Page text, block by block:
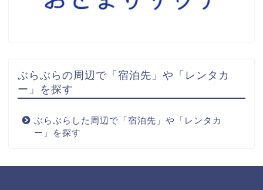
ぶらぶらの周辺で「宿泊先」や「レンタカ
ー」を探す
ぶらぶらした周辺で「宿泊先」や「レンタカ
ー」を探す